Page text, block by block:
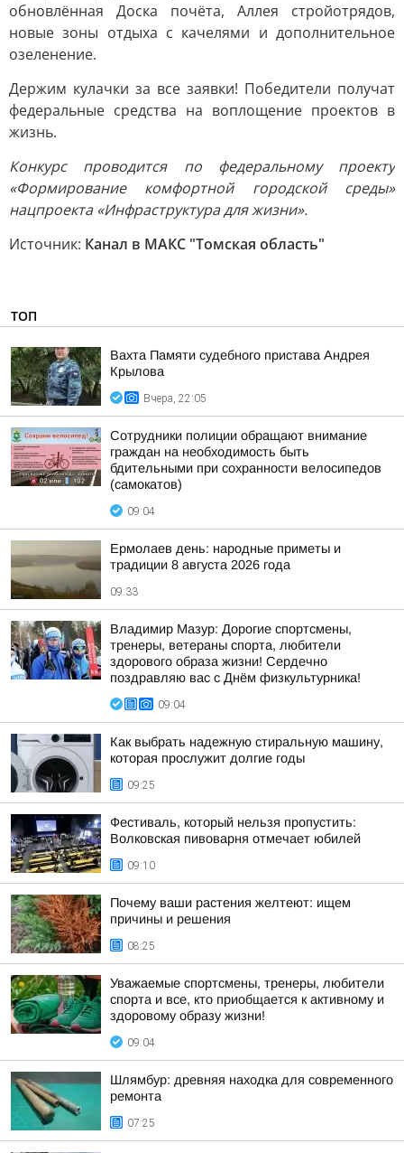
обновлённая Доска почёта, Аллея стройотрядов,
новые зоны отдыха с качелями и дополнительное
озеленение.
Держим кулачки за все заявки! Победители получат
федеральные средства на воплощение проектов в
жизнь.
Конкурс проводится по федеральному проекту
«Формирование комфортной городской среды»
нацпроекта «Инфраструктура для жизни».
Источник: Канал в МАКС "Томская область"
ТОП
Вахта Памяти судебного пристава Андрея
Крылова
Вчера, 22:05
Сотрудники полиции обращают внимание
граждан на необходимость быть
бдительными при сохранности велосипедов
(самокатов)
09:04
Ермолаев день: народные приметы и
традиции 8 августа 2026 года
09:33
Владимир Мазур: Дорогие спортсмены,
тренеры, ветераны спорта, любители
здорового образа жизни! Сердечно
поздравляю вас с Днём физкультурника!
09:04
Как выбрать надежную стиральную машину,
которая прослужит долгие годы
09:25
Фестиваль, который нельзя пропустить:
Волковская пивоварня отмечает юбилей
09:10
Почему ваши растения желтеют: ищем
причины и решения
08:25
Уважаемые спортсмены, тренеры, любители
спорта и все, кто приобщается к активному и
здоровому образу жизни!
09:04
Шлямбур: древняя находка для современного
ремонта
07:25